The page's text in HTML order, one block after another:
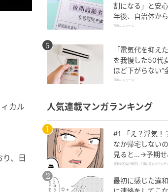
カル
、日
割になる」と安
年後、自治体か
通知”に50代娘が
TRILL ニュース
「電気代を抑え
を我慢した50代
ほど下がらない”
すると…返ってき
TRILL ニュース
人気連載マンガランキング
#1 「え？浮気！
なか帰宅しない
見ると…→予期せ
旦那の不倫が発
旦那の不倫が発覚して頭に来たのでメチ
最初に感じた違